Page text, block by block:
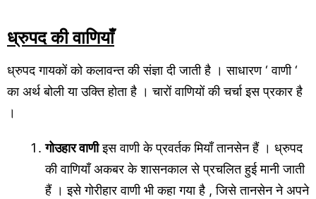
ध्रुपद की वाणियाँ
ध्रुपद गायकों को कलावन्त की संज्ञा दी जाती है । साधारण ‘ वाणी ‘
का अर्थ बोली या उक्ति होता है । चारों वाणियों की चर्चा इस प्रकार है
।
गोउहार वाणीइस वाणी के प्रवर्तक मियाँ तानसेन हैं । ध्रुपद
की वाणियाँ अकबर के शासनकाल से प्रचलित हुई मानी जाती
हैं । इसे गोरीहार वाणी भी कहा गया है , जिसे तानसेन ने अपने